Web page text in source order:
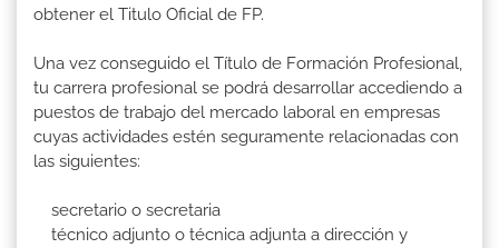
obtener el Titulo Oficial de FP.
Una vez conseguido el Título de Formación Profesional,
tu carrera profesional se podrá desarrollar accediendo a
puestos de trabajo del mercado laboral en empresas
cuyas actividades estén seguramente relacionadas con
las siguientes:
secretario o secretaria
técnico adjunto o técnica adjunta a dirección y